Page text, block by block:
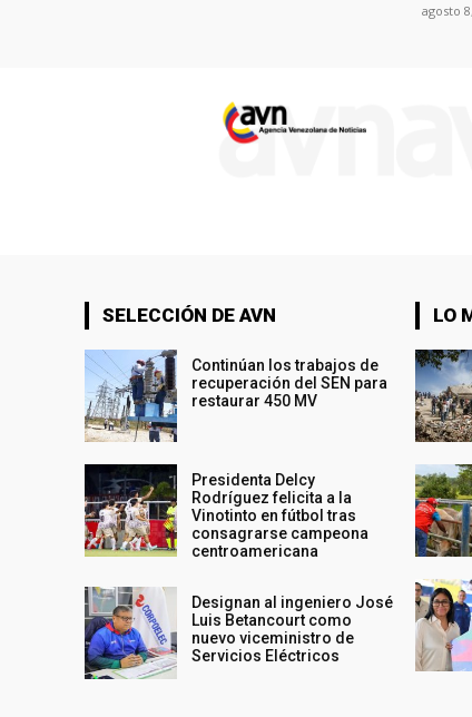
agosto
SELECCIÓN DE AVN
Continúan los trabajos de
recuperación del SEN para
restaurar 450 MV
Presidenta Delcy
Rodríguez felicita a la
Vinotinto en fútbol tras
consagrarse campeona
centroamericana
Designan al ingeniero José
Luis Betancourt como
nuevo viceministro de
Servicios Eléctricos
LO